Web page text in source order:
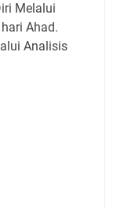
Melalui
Ahad.
Analisis